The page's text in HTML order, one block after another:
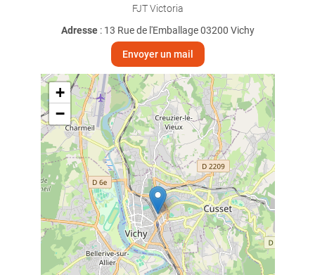
FJT Victoria
Adresse : 13 Rue de l'Emballage 03200 Vichy
Envoyer un mail
+
−